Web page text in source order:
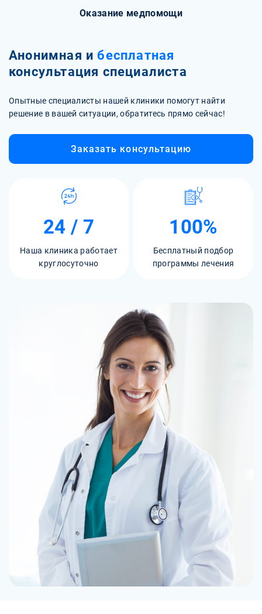
Оказание медпомощи
Анонимная и бесплатная
консультация специалиста
Опытные специалисты нашей клиники помогут найти
решение в вашей ситуации, обратитесь прямо сейчас!
Заказать консультацию
24 / 7
Наша клиника работает
круглосуточно
100%
Бесплатный подбор
программы лечения